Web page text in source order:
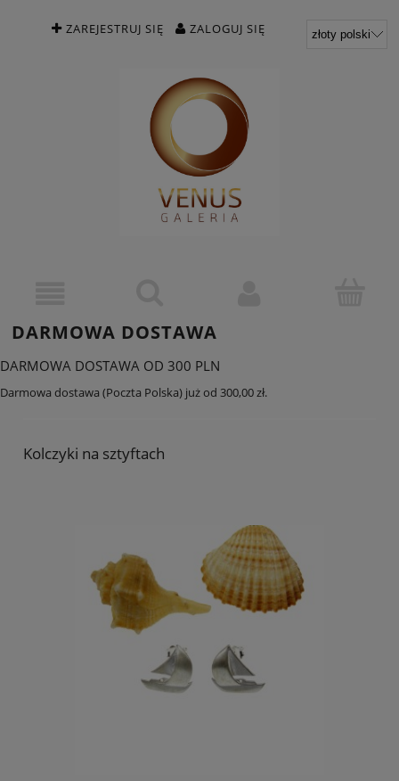
ZAREJESTRUJ SIĘ ZALOGUJ SIĘ
DARMOWA DOSTAWA
DARMOWA DOSTAWA OD 300 PLN
Darmowa dostawa (Poczta Polska) już od 300,00 zł.
Kolczyki na sztyftach